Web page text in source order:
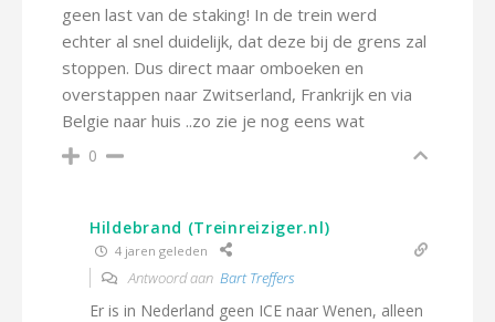
geen last van de staking! In de trein werd
echter al snel duidelijk, dat deze bij de grens zal
stoppen. Dus direct maar omboeken en
overstappen naar Zwitserland, Frankrijk en via
Belgie naar huis ..zo zie je nog eens wat
0
Hildebrand (Treinreiziger.nl)
4 jaren geleden
Antwoord aan Bart Treffers
Er is in Nederland geen ICE naar Wenen, alleen